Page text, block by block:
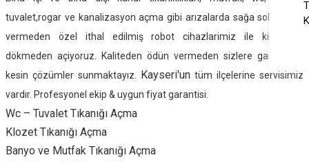
tuvalet,rogar ve kanalizasyon açma gibi arızalarda sağa sola hasar
vermeden özel ithal edilmiş robot cihazlarimiz ile kirmadan
dökmeden açiyoruz. Kaliteden ödün vermeden sizlere garanti ve
kesin çözümler sunmaktayız. Kayseri'un tüm ilçelerine servisimiz
vardır. Profesyonel ekip & uygun fiyat garantisi.
Wc – Tuvalet Tıkanığı Açma
Klozet Tıkanığı Açma
Banyo ve Mutfak Tıkanığı Açma